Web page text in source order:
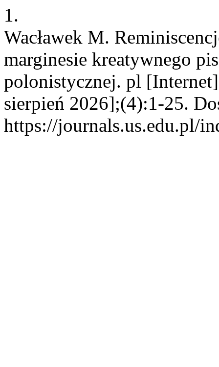
1.
Wacławek M.
marginesie kreatywnego
polonistycznej. pl
sierpień 2026];(4):1-25.
https://journals.us.edu.pl/